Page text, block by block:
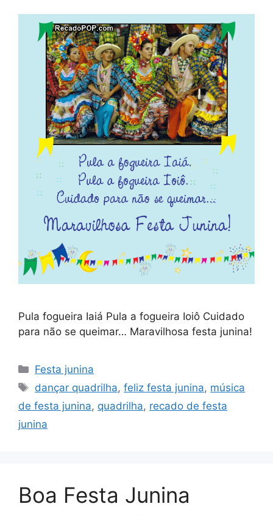
Pula fogueira Iaiá Pula a fogueira Ioiô Cuidado
para não se queimar… Maravilhosa festa junina!
Categorias
Festa junina
Tags
dançar quadrilha,feliz festa junina, música
de festa junina, quadrilha, recado de festa
junina
Boa Festa Junina